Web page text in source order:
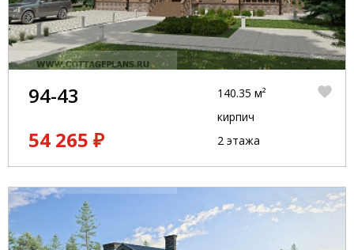
94-43
54 265 ₽
140.35 м²
кирпич
2 этажа